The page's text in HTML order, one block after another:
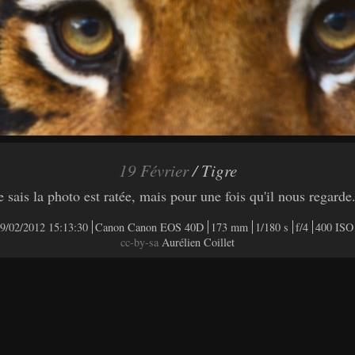
19 Février/ Tigre
sais la photo est ratée, mais pour une fois qu'il nous
02/2012 15:13:30 Canon Canon EOS 40D 173 mm 1/180 s f/4 400 ISO
cc-by-sa Aurélien Coillet